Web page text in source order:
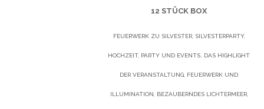
12 STÜCK BOX
FEUERWERK ZU SILVESTER, SILVESTERPARTY,
HOCHZEIT, PARTY UND EVENTS. DAS HIGHLIGHT
DER VERANSTALTUNG, FEUERWERK UND
ILLUMINATION, BEZAUBERNDES LICHTERMEER,